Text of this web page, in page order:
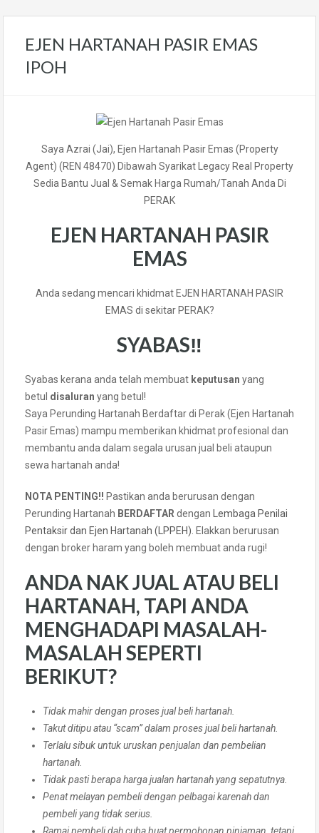
EJEN HARTANAH PASIR EMAS
IPOH
Saya Azrai (Jai), Ejen Hartanah Pasir Emas (Property
Agent) (REN 48470) Dibawah Syarikat Legacy Real Property
Sedia Bantu Jual & Semak Harga Rumah/Tanah Anda Di
PERAK
EJEN HARTANAH PASIR
EMAS
Anda sedang mencari khidmat EJEN HARTANAH PASIR
EMAS di sekitar PERAK?
SYABAS‼️
Syabas kerana anda telah membuat keputusan yang
betul disaluran yang betul!
Saya Perunding Hartanah Berdaftar di Perak (Ejen Hartanah
Pasir Emas) mampu memberikan khidmat profesional dan
membantu anda dalam segala urusan jual beli ataupun
sewa hartanah anda!
NOTA PENTING!! Pastikan anda berurusan dengan
Perunding Hartanah BERDAFTAR dengan
Lembaga Penilai
Pentaksir dan Ejen Hartanah (LPPEH) . Elakkan berurusan
dengan broker haram yang boleh membuat anda rugi!
ANDA NAK JUAL ATAU BELI
HARTANAH, TAPI ANDA
MENGHADAPI MASALAH-
MASALAH SEPERTI
BERIKUT?
Tidak mahir dengan proses jual beli hartanah.
Takut ditipu atau “scam” dalam proses jual beli hartanah.
Terlalu sibuk untuk uruskan penjualan dan pembelian
hartanah.
Tidak pasti berapa harga jualan hartanah yang sepatutnya.
Penat melayan pembeli dengan pelbagai karenah dan
pembeli yang tidak serius.